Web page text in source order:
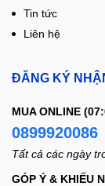
Tin tức
Liên hệ
ĐĂNG KÝ
MUA ONLINE
0899920086
Tất cả các ngày
GÓP Ý & KHIẾU